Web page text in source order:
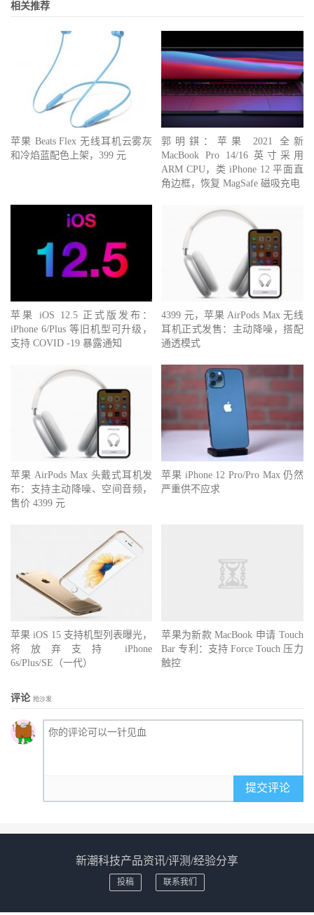
相关推荐
苹果 Beats Flex 无线耳机云雾灰
和冷焰蓝配色上架，399 元
郭明錤：苹果 2021 全新
MacBook Pro 14/16 英寸采用
ARM CPU，类 iPhone 12 平面直
角边框，恢复 MagSafe 磁吸充电
苹果 iOS 12.5 正式版发布：
iPhone 6/Plus 等旧机型可升级，
支持 COVID -19 暴露通知
4399 元，苹果 AirPods Max 无线
耳机正式发售：主动降噪，搭配
通透模式
苹果 AirPods Max 头戴式耳机发
布：支持主动降噪、空间音频，
售价 4399 元
苹果 iPhone 12 Pro/Pro Max 仍然
严重供不应求
苹果 iOS 15 支持机型列表曝光，
将放弃支持 iPhone
6s/Plus/SE（一代）
苹果为新款 MacBook 申请 Touch
Bar 专利：支持 Force Touch 压力
触控
评论 抢沙发
提交评论
新潮科技产品资讯/评测/经验分享
投稿 联系我们